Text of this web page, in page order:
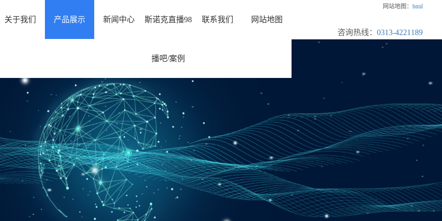
关于我们 产品展示 新闻中心 斯诺克直播98
播吧/案例
联系我们 网站地图
网站地图： html
咨询热线： 0313-4221189